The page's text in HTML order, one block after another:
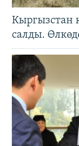
Кыргызстан
салды.